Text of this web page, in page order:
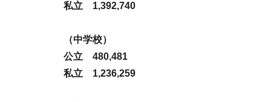
私立 1,392,740
（中学校）
公立 480,481
私立 1,236,259